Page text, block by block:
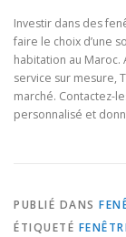
Investir dans des
faire le choix d’une
habitation au Maroc.
service sur mesure,
marché. Contactez-
personnalisé et
PUBLIÉ DANS
ÉTIQUETÉ